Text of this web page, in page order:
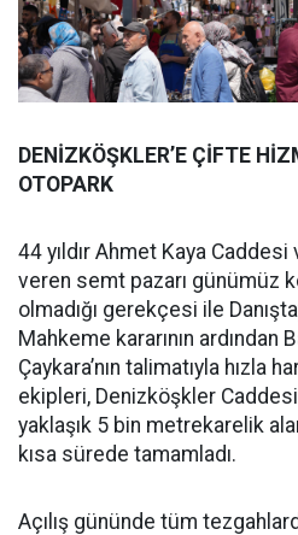
DENİZKÖŞKLER’E ÇİFTE
OTOPARK
44 yıldır Ahmet Kaya
veren semt pazarı günümüz
olmadığı gerekçesi ile
Mahkeme kararının ardından
Çaykara’nın talimatıyla hızla
ekipleri, Denizköşkler Caddesi
yaklaşık 5 bin metrekarelik
kısa sürede tamamladı.
Açılış gününde tüm